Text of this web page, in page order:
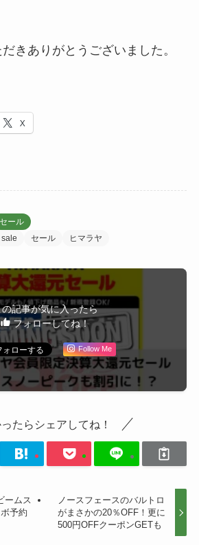
きありがとうございました。
X
セール
sale セール ヒマラヤ
の記事が気に入ったら
フォローしてね！
Follow Me
たらシェアしてね！
ームス
予約
ノースフェースのバルトロ
がまさかの20％OFF！更に
500円OFFクーポンGETも